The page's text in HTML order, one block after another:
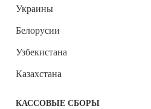
Украины
Белорусии
Узбекистана
Казахстана
КАССОВЫЕ СБОРЫ